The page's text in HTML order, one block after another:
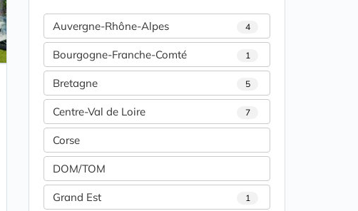
Auvergne-Rhône-Alpes 4
Bourgogne-Franche-Comté 1
Bretagne 5
Centre-Val de Loire 7
Corse
DOM/TOM
Grand Est 1